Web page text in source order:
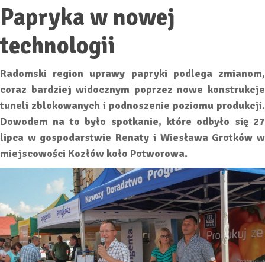
Papryka w nowej
technologii
Radomski region uprawy papryki podlega zmianom,
coraz bardziej widocznym poprzez nowe konstrukcje
tuneli zblokowanych i podnoszenie poziomu produkcji.
Dowodem na to było spotkanie, które odbyło się 27
lipca w gospodarstwie Renaty i Wiesława Grotków w
miejscowości Kozłów koło Potworowa.